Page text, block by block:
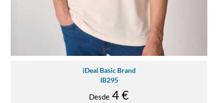
iDeal Basic Brand
IB295
Desde 4 €